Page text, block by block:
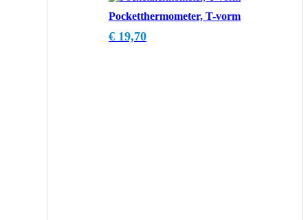
Pocketthermometer, T-vorm
€ 19,70